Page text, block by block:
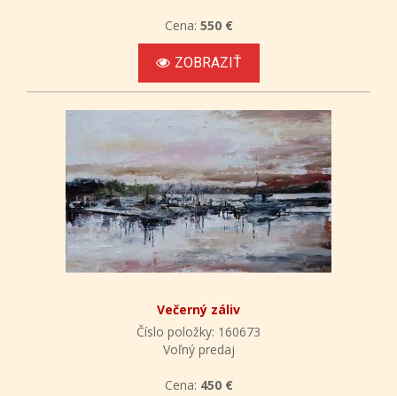
Cena: 550 €
ZOBRAZIŤ
Večerný záliv
Číslo položky: 160673
Voľný predaj
Cena: 450 €